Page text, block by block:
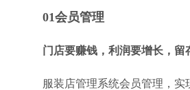
01会员管理
门店要赚钱，利润要增长，留
服装店管理系统会员管理，实